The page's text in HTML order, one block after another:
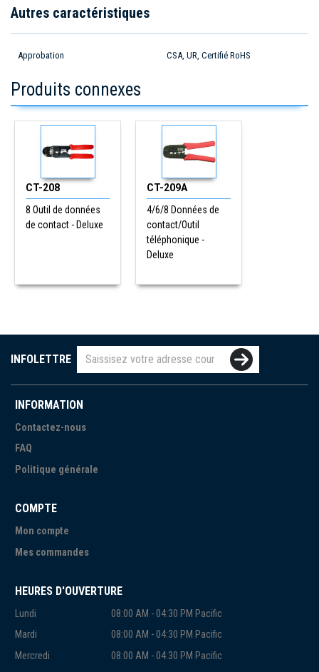
Autres caractéristiques
Approbation CSA, UR, Certifié RoHS
Produits connexes
CT-208
8 Outil de données
de contact - Deluxe
CT-209A
4/6/8 Données de
contact/Outil
téléphonique -
Deluxe
INFOLETTRE
INFORMATION
Contactez-nous
FAQ
Politique générale
COMPTE
Mon compte
Mes commandes
HEURES D'OUVERTURE
Lundi
08:00 AM - 04:30 PM Pacific
Mardi
08:00 AM - 04:30 PM Pacific
Mercredi
08:00 AM - 04:30 PM Pacific